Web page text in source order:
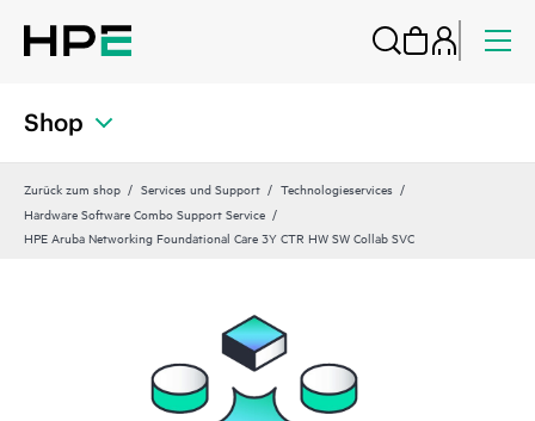
Shop
Zurück zum shop Services und Support
Technologieservices
Hardware Software Combo Support Service
HPE Aruba Networking Foundational Care 3Y CTR HW SW Collab SVC